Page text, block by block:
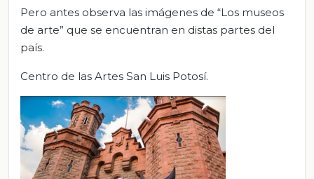
Pero antes observa las imágenes de “Los museos
de arte” que se encuentran en distas partes del
país.
Centro de las Artes San Luis Potosí.